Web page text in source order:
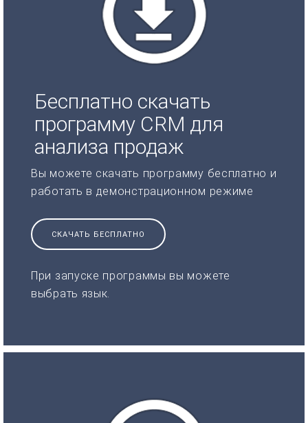
Бесплатно скачать
программу CRM для
анализа продаж
Вы можете скачать программу бесплатно и
работать в демонстрационном режиме
СКАЧАТЬ БЕСПЛАТНО
При запуске программы вы можете
выбрать язык.